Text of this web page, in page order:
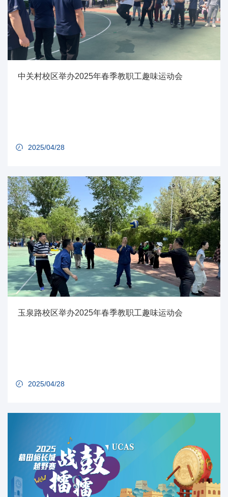
中关村校区举办2025年春季教职工趣味运动会
2025/04/28
玉泉路校区举办2025年春季教职工趣味运动会
2025/04/28